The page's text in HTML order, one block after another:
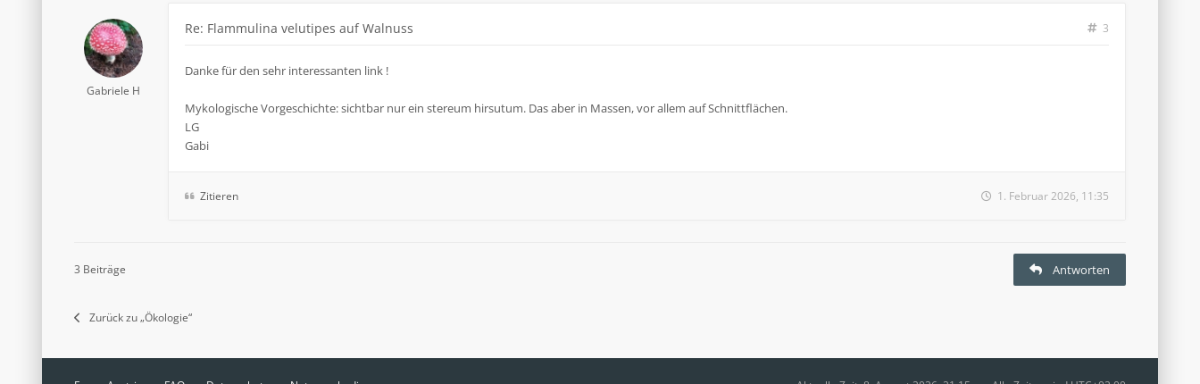
Gabriele H
Re: Flammulina velutipes auf Walnuss 3
Danke für den sehr interessanten link !
Mykologische Vorgeschichte: sichtbar nur ein stereum hirsutum. Das aber in Massen, vor allem auf Schnittflächen.
LG
Gabi
Zitieren 1. Februar 2026, 11:35
3 Beiträge Antworten
Zurück zu „Ökologie“